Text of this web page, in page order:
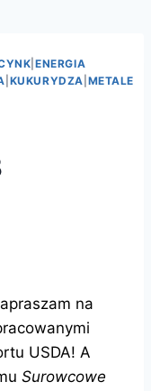
ENERGIA
KUKURYDZA METALE
na
USDA! A
Surowcowe